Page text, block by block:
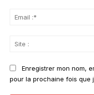
Enregistrer mon nom,
pour la prochaine fois que